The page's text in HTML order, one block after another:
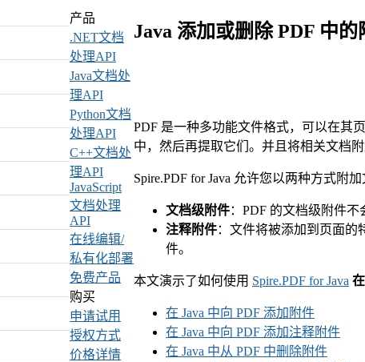
Java 添加或删除 PDF 中的
PDF 是一种多功能文件格式，可以在其
中，然后再提取它们。并且将相关文档
Spire.PDF for Java 允许您以两种方式附加
文档级附件：PDF 的文档级附件不
注释附件：文件将被添加到页面
件。
本文演示了如何使用 Spire.PDF for Java
在 Java 中向 PDF 添加附件
在 Java 中向 PDF 添加注释附件
在 Java 中从 PDF 中删除附件
产品
.NET文档
处理API
Java文档处
理API
Python文档
处理API
C++文档处
理API
JavaScript
文档处理
API
在线编辑/
私有化部署
免费产品
购买
申请试用
授权方式
价格详情